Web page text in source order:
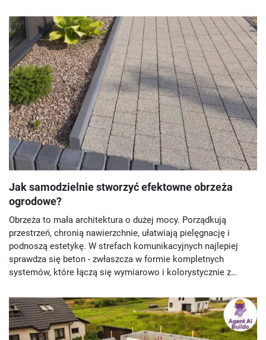
Jak samodzielnie stworzyć efektowne obrzeża
ogrodowe?
Obrzeża to mała architektura o dużej mocy. Porządkują
przestrzeń, chronią nawierzchnie, ułatwiają pielęgnację i
podnoszą estetykę. W strefach komunikacyjnych najlepiej
sprawdza się beton - zwłaszcza w formie kompletnych
systemów, które łączą się wymiarowo i kolorystycznie z
prawidłowo osadzić obrzeża betonowe?